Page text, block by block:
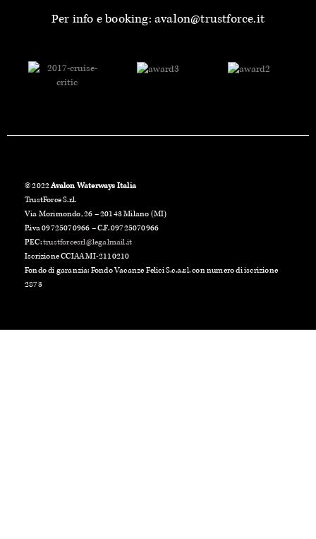
Per info e booking: avalon@trustforce.it
© 2022Avalon Waterways Italia
TrustForce S.r.l.
Via Morimondo, 26 – 20143 Milano (MI)
P.iva 09725070966 – C.F. 09725070966
PEC:trustforcesrl@legalmail.it
Iscrizione CCIAA MI-2110210
Fondo di garanzia: Fondo Vacanze Felici S.c.a.r.l. con numero di iscrizione
2873